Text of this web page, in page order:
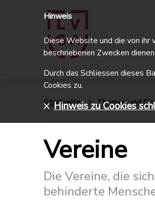
Startseite Themen und
Vereine
Die Vereine, die
behinderte
Hinweis
Diese Website und die von
beschriebenen Zwecken
Durch das Schliessen dieses
Cookies zu.
Hinweis zu Cookies